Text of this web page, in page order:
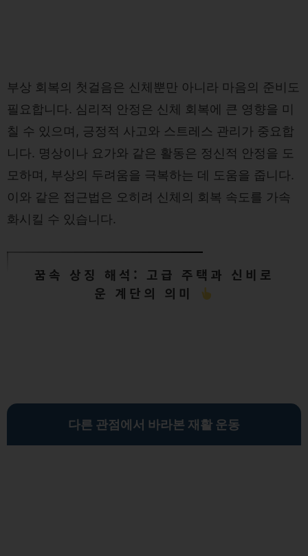
부상 회복의 첫걸음은 신체뿐만 아니라 마음의 준비도
필요합니다. 심리적 안정은 신체 회복에 큰 영향을 미
칠 수 있으며, 긍정적 사고와 스트레스 관리가 중요합
니다. 명상이나 요가와 같은 활동은 정신적 안정을 도
모하며, 부상의 두려움을 극복하는 데 도움을 줍니다.
이와 같은 접근법은 오히려 신체의 회복 속도를 가속
화시킬 수 있습니다.
꿈속 상징 해석: 고급 주택과 신비로
운 계단의 의미
다른 관점에서 바라본 재활 운동